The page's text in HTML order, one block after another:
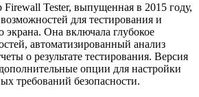
Tester, выпущенная в 2015 году,
для тестирования и
экрана. Она включала глубокое
автоматизированный анализ
о результате тестирования. Версия
опции для настройки
требований безопасности.